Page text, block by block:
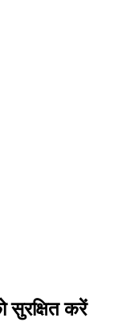
सुरक्षित करें